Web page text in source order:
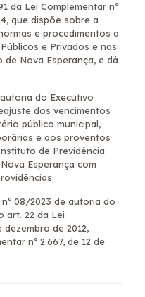
da Lei Complementar nº
que dispõe sobre a
e procedimentos a
e Privados e nas
de Nova Esperança, e dá
do Executivo
dos vencimentos
público municipal,
e aos proventos
de Previdência
Esperança com
08/2023 de autoria do
art. 22 da Lei
dezembro de 2012,
nº 2.667, de 12 de